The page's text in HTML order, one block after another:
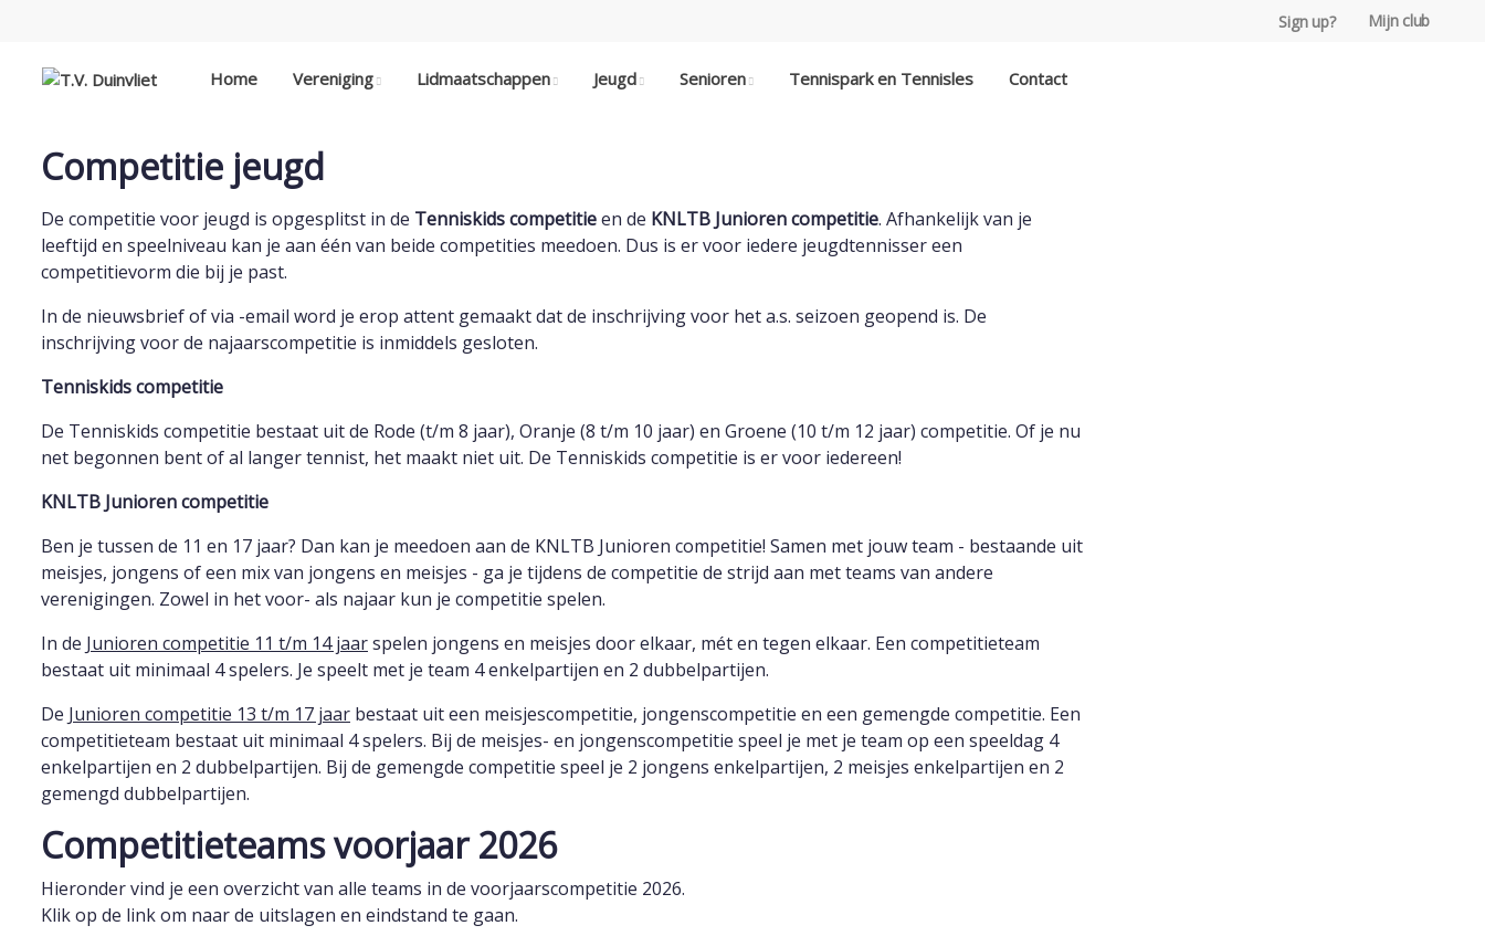
Sign up? Mijn club
Home Vereniging Lidmaatschappen Jeugd Senioren Tennispark en Tennisles Contact
Competitie jeugd
De competitie voor jeugd is opgesplitst in de Tenniskids competitieen de KNLTB Junioren competitie. Afhankelijk van je
leeftijd en speelniveau kan je aan één van beide competities meedoen. Dus is er voor iedere jeugdtennisser een
competitievorm die bij je past.
In de nieuwsbrief of via -email word je erop attent gemaakt dat de inschrijving voor het a.s. seizoen geopend is. De
inschrijving voor de najaarscompetitie is inmiddels gesloten.
Tenniskids competitie
De Tenniskids competitie bestaat uit de Rode (t/m 8 jaar), Oranje (8 t/m 10 jaar) en Groene (10 t/m 12 jaar) competitie. Of je nu
net begonnen bent of al langer tennist, het maakt niet uit. De Tenniskids competitie is er voor iedereen!
KNLTB Junioren competitie
Ben je tussen de 11 en 17 jaar? Dan kan je meedoen aan de KNLTB Junioren competitie! Samen met jouw team - bestaande uit
meisjes, jongens of een mix van jongens en meisjes - ga je tijdens de competitie de strijd aan met teams van andere
verenigingen. Zowel in het voor- als najaar kun je competitie spelen.
In de Junioren competitie 11 t/m 14 jaarspelen jongens en meisjes door elkaar, mét en tegen elkaar. Een competitieteam
bestaat uit minimaal 4 spelers. Je speelt met je team 4 enkelpartijen en 2 dubbelpartijen.
De Junioren competitie 13 t/m 17 jaar bestaat uit een meisjescompetitie, jongenscompetitie en een gemengde competitie. Een
competitieteam bestaat uit minimaal 4 spelers. Bij de meisjes- en jongenscompetitie speel je met je team op een speeldag 4
enkelpartijen en 2 dubbelpartijen. Bij de gemengde competitie speel je 2 jongens enkelpartijen, 2 meisjes enkelpartijen en 2
gemengd dubbelpartijen.
Competitieteams voorjaar 2026
Hieronder vind je een overzicht van alle teams in de voorjaarscompetitie 2026.
Klik op de link om naar de uitslagen en eindstand te gaan.